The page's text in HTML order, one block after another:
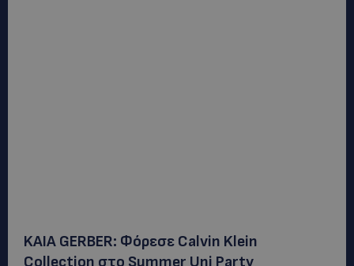
KAIA GERBER: Φόρεσε Calvin Klein
Collection στο Summer Uni Party